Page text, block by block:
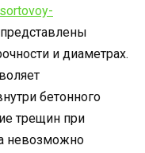
и диаметрах.
бетонного
трещин при
невозможно